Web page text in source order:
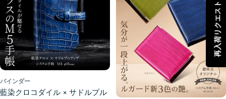
バインダー
藍染クロコダイル × サドルプル
再入荷リクエスト